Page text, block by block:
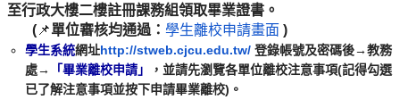
至行政大樓二樓註冊課務組領取畢業證書。
( 📌單位審核均通過 ：學生離校申請畫面 )
學生系統網址http://stweb.cjcu.edu.tw/ 登錄帳號及密碼後→教務
處→
「畢業離校申請」
，並請先瀏覽各單位離校注意事項(記得勾選
已了解注意事項並按下申請畢業離校)。